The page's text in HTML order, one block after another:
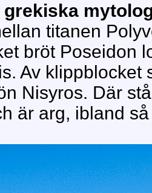
grekiska
titanen
bröt Poseidon
Av klippblocket
Nisyros. Där
är arg, ibland